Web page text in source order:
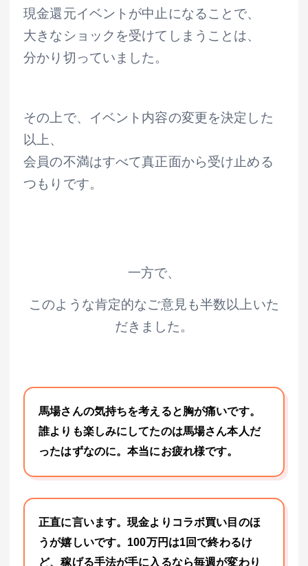
現金還元イベントが中止になることで、
大きなショックを受けてしまうことは、
分かり切っていました。
その上で、イベント内容の変更を決定した
以上、
会員の不満はすべて真正面から受け止める
つもりです。
一方で、
このような肯定的なご意見も半数以上いた
だきました。
馬場さんの気持ちを考えると胸が痛いです。
誰よりも楽しみにしてたのは馬場さん本人だ
ったはずなのに。本当にお疲れ様です。
正直に言います。現金よりコラボ買い目のほ
うが嬉しいです。100万円は1回で終わるけ
ど、稼げる手法が手に入るなら毎週が変わり